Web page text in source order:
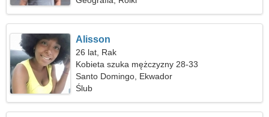
Alisson
26 lat, Rak
Kobieta szuka mężczyzny 28-33
Santo Domingo, Ekwador
Ślub